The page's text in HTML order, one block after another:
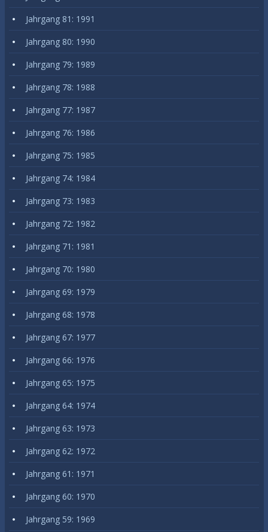
Jahrgang 81: 1991
Jahrgang 80: 1990
Jahrgang 79: 1989
Jahrgang 78: 1988
Jahrgang 77: 1987
Jahrgang 76: 1986
Jahrgang 75: 1985
Jahrgang 74: 1984
Jahrgang 73: 1983
Jahrgang 72: 1982
Jahrgang 71: 1981
Jahrgang 70: 1980
Jahrgang 69: 1979
Jahrgang 68: 1978
Jahrgang 67: 1977
Jahrgang 66: 1976
Jahrgang 65: 1975
Jahrgang 64: 1974
Jahrgang 63: 1973
Jahrgang 62: 1972
Jahrgang 61: 1971
Jahrgang 60: 1970
Jahrgang 59: 1969